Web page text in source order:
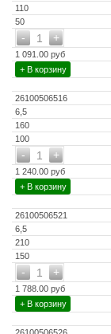
110
50
+
- 1
1 091.00 руб
+ В корзину
26100506516
6,5
160
100
+
- 1
1 240.00 руб
+ В корзину
26100506521
6,5
210
150
+
- 1
1 788.00 руб
+ В корзину